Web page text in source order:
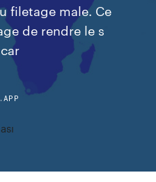
filetage male. Ce
de rendre le s